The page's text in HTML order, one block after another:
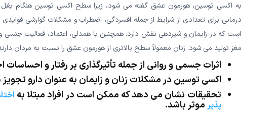
به اکسی توسین، هورمون عشق گفته می شود، زیرا سطح اکسی توسین هنگام
درمانی برای تعدادی از شرایط از جمله افسردگی، اضطراب و مشکلات گوارشی
است که در زایمان و شیردهی نقش دارد. همچنین با همدلی، اعتماد، فعالیت جنسی
مغز تولید می شود. زنان معمولاً سطح بالاتری از هورمون عشق را نسبت به مردان
اثرات جسمی و روانی از جمله تأثیرگذاری بر رفتار و احساسات
اکسی توسین در مشکلات زنان و زایمان به عنوان دارو
تحقیقات نشان می دهد که ممکن است در افراد مبتلا به
پذیر موثر باشد.